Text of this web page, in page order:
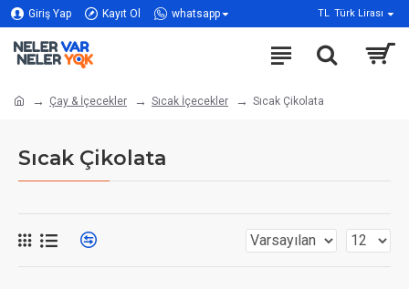
Giriş Yap Kayıt Ol whatsapp TL Türk Lirası
Çay & İçecekler Sıcak İçecekler Sıcak Çikolata
Sıcak Çikolata